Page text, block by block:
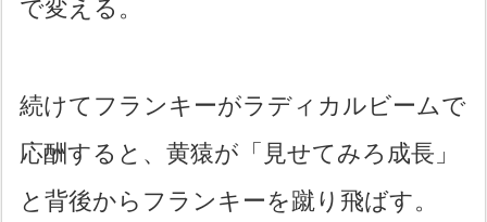
で変える。
続けてフランキーがラディカルビームで
応酬すると、黄猿が「見せてみろ成長」
と背後からフランキーを蹴り飛ばす。